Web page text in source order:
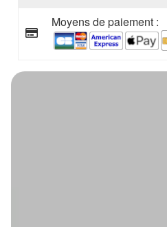
Moyens de paiement :